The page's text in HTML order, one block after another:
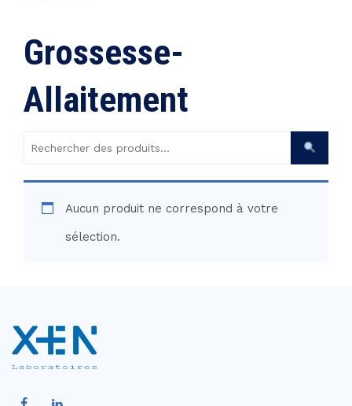
Grossesse-
Allaitement
produits :
Aucun produit ne correspond à votre
sélection.